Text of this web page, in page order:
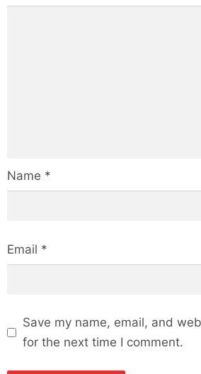
Name *
Email *
Save my name, email, and
for the next time I comment.